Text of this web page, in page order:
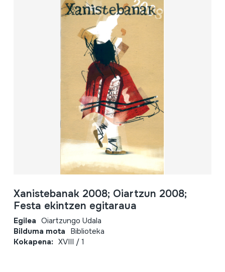
Xanistebanak 2008; Oiartzun 2008;
Festa ekintzen egitaraua
Egilea Oiartzungo Udala
Bilduma mota Biblioteka
Kokapena: XVIII / 1